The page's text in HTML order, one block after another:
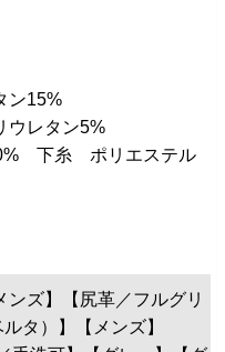
ン15%
レタン5%
下糸 ポリエステル
ンズ】【尻革／フルグリ
タ）】【メンズ】